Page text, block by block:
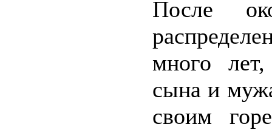
После
много
сына и
своим